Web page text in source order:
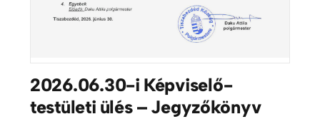
2026.06.30-i Képviselő-
testületi ülés – Jegyzőkönyv